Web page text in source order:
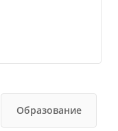
Образование